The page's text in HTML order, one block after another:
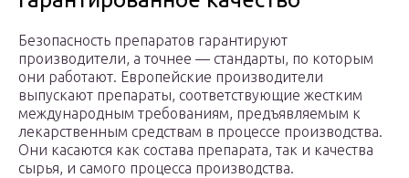
Безопасность препаратов гарантируют
производители, а точнее — стандарты, по которым
они работают. Европейские производители
выпускают препараты, соответствующие жестким
международным требованиям, предъявляемым к
лекарственным средствам в процессе производства.
Они касаются как состава препарата, так и качества
сырья, и самого процесса производства.